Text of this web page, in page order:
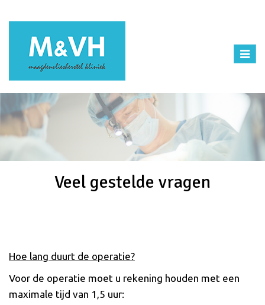
Toggle
Veel gestelde vragen
Hoe lang duurt de operatie?
Voor de operatie moet u rekening houden met een
maximale tijd van 1,5 uur: